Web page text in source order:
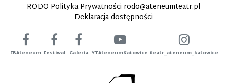
RODO Polityka Prywatności rodo@ateneumteatr.pl
Deklaracja dostępności
FBAteneum Festiwal Galeria YTAteneumKatowice teatr_ateneum_katowice